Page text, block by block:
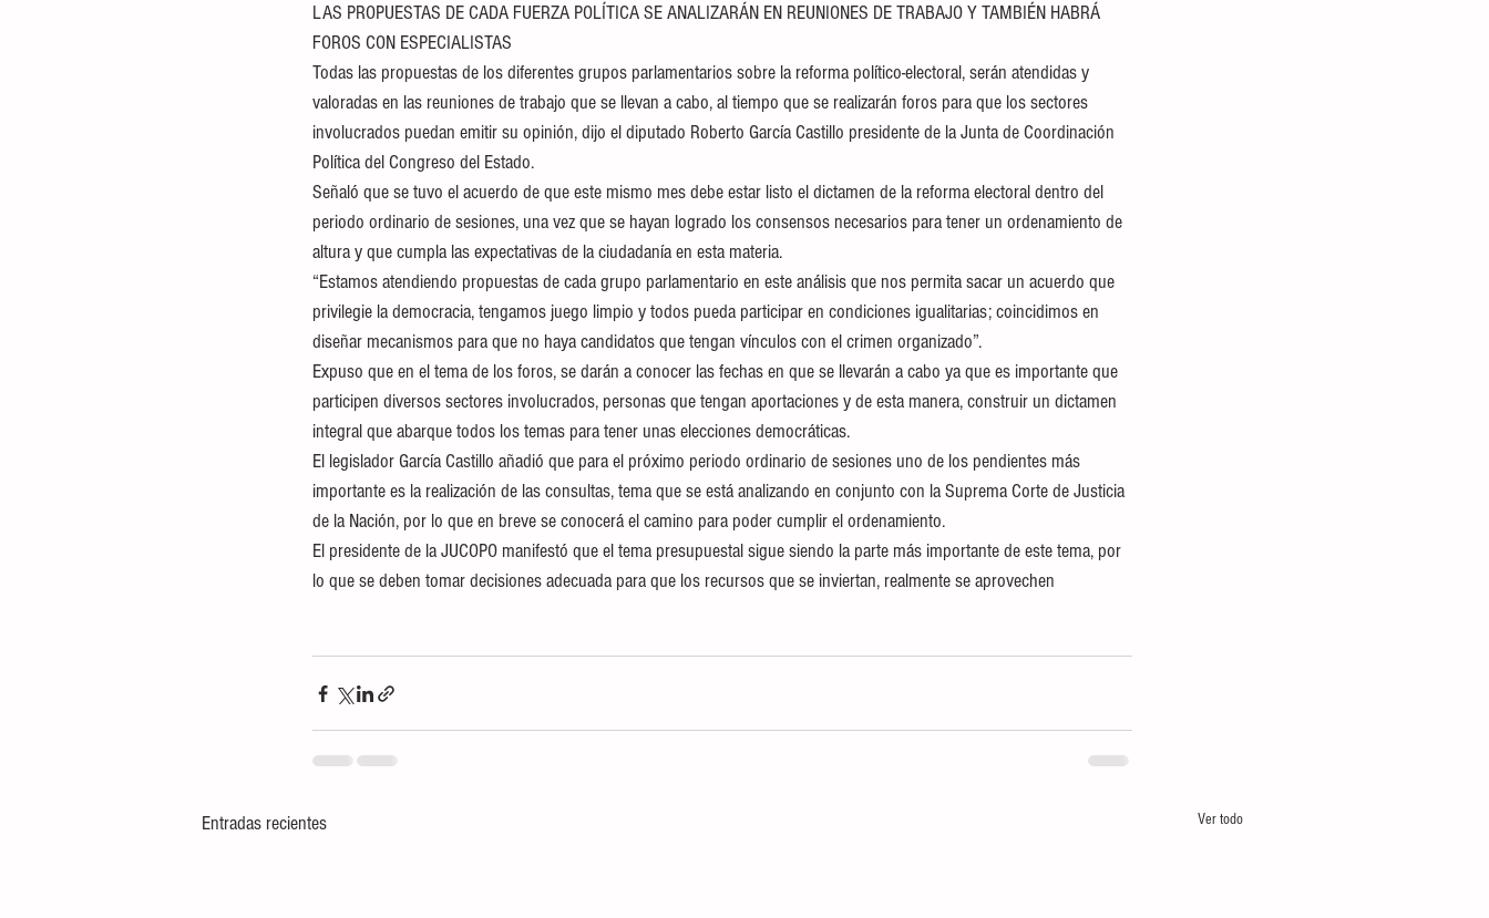
LAS PROPUESTAS DE CADA FUERZA POLÍTICA SE ANALIZARÁN EN REUNIONES DE TRABAJO Y TAMBIÉN HABRÁ
FOROS CON ESPECIALISTAS
Todas las propuestas de los diferentes grupos parlamentarios sobre la reforma político-electoral, serán atendidas y
valoradas en las reuniones de trabajo que se llevan a cabo, al tiempo que se realizarán foros para que los sectores
involucrados puedan emitir su opinión, dijo el diputado Roberto García Castillo presidente de la Junta de Coordinación
Política del Congreso del Estado.
Señaló que se tuvo el acuerdo de que este mismo mes debe estar listo el dictamen de la reforma electoral dentro del
periodo ordinario de sesiones, una vez que se hayan logrado los consensos necesarios para tener un ordenamiento de
altura y que cumpla las expectativas de la ciudadanía en esta materia.
“Estamos atendiendo propuestas de cada grupo parlamentario en este análisis que nos permita sacar un acuerdo que
privilegie la democracia, tengamos juego limpio y todos pueda participar en condiciones igualitarias; coincidimos en
diseñar mecanismos para que no haya candidatos que tengan vínculos con el crimen organizado”.
Expuso que en el tema de los foros, se darán a conocer las fechas en que se llevarán a cabo ya que es importante que
participen diversos sectores involucrados, personas que tengan aportaciones y de esta manera, construir un dictamen
integral que abarque todos los temas para tener unas elecciones democráticas.
El legislador García Castillo añadió que para el próximo periodo ordinario de sesiones uno de los pendientes más
importante es la realización de las consultas, tema que se está analizando en conjunto con la Suprema Corte de Justicia
de la Nación, por lo que en breve se conocerá el camino para poder cumplir el ordenamiento.
El presidente de la JUCOPO manifestó que el tema presupuestal sigue siendo la parte más importante de este tema, por
lo que se deben tomar decisiones adecuada para que los recursos que se inviertan, realmente se aprovechen
Entradas recientes Ver todo